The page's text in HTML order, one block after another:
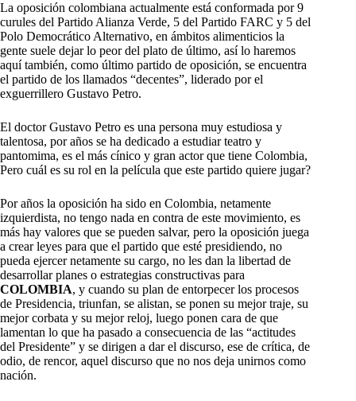
La oposición colombiana actualmente está conformada por 9
curules del Partido Alianza Verde, 5 del Partido FARC y 5 del
Polo Democrático Alternativo, en ámbitos alimenticios la
gente suele dejar lo peor del plato de último, así lo haremos
aquí también, como último partido de oposición, se encuentra
el partido de los llamados “decentes”, liderado por el
exguerrillero Gustavo Petro.
El doctor Gustavo Petro es una persona muy estudiosa y
talentosa, por años se ha dedicado a estudiar teatro y
pantomima, es el más cínico y gran actor que tiene Colombia,
Pero cuál es su rol en la película que este partido quiere jugar?
Por años la oposición ha sido en Colombia, netamente
izquierdista, no tengo nada en contra de este movimiento, es
más hay valores que se pueden salvar, pero la oposición juega
a crear leyes para que el partido que esté presidiendo, no
pueda ejercer netamente su cargo, no les dan la libertad de
desarrollar planes o estrategias constructivas para
COLOMBIA, y cuando su plan de entorpecer los procesos
de Presidencia, triunfan, se alistan, se ponen su mejor traje, su
mejor corbata y su mejor reloj, luego ponen cara de que
lamentan lo que ha pasado a consecuencia de las “actitudes
del Presidente” y se dirigen a dar el discurso, ese de crítica, de
odio, de rencor, aquel discurso que no nos deja unirnos como
nación.